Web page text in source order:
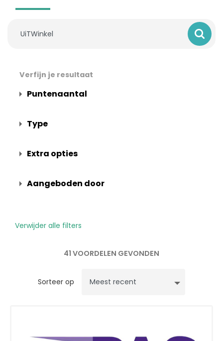
Verfijn je resultaat
Puntenaantal
Type
Extra opties
Aangeboden door
Verwijder alle filters
41 VOORDELEN GEVONDEN
Sorteer op